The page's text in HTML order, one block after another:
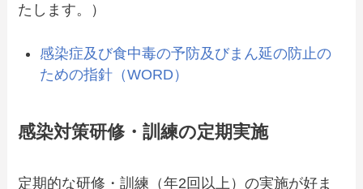
たします。）
感染症及び食中毒の予防及びまん延の防止の
ための指針（WORD）
感染対策研修・訓練の定期実施
定期的な研修・訓練（年2回以上）の実施が好ま